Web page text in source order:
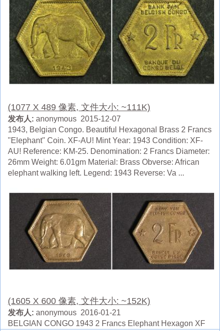
(1077 X 489 像素, 文件大小: ~111K)
发布人: anonymous 2015-12-07
1943, Belgian Congo. Beautiful Hexagonal Brass 2 Francs
"Elephant" Coin. XF-AU! Mint Year: 1943 Condition: XF-
AU! Reference: KM-25. Denomination: 2 Francs Diameter:
26mm Weight: 6.01gm Material: Brass Obverse: African
elephant walking left. Legend: 1943 Reverse: Va ...
(1605 X 600 像素, 文件大小: ~152K)
发布人: anonymous 2016-01-21
BELGIAN CONGO 1943 2 Francs Elephant Hexagon XF